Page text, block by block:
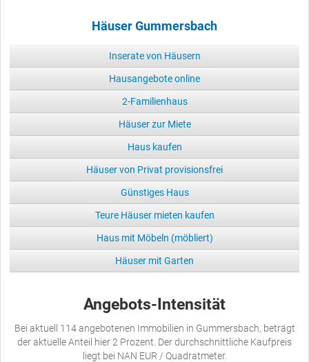
Häuser Gummersbach
Inserate von Häusern
Hausangebote online
2-Familienhaus
Häuser zur Miete
Haus kaufen
Häuser von Privat provisionsfrei
Günstiges Haus
Teure Häuser mieten kaufen
Haus mit Möbeln (möbliert)
Häuser mit Garten
Angebots-Intensität
Bei aktuell 114 angebotenen Immobilien in Gummersbach, beträgt
der aktuelle Anteil hier 2 Prozent. Der durchschnittliche Kaufpreis
liegt bei NAN EUR / Quadratmeter.